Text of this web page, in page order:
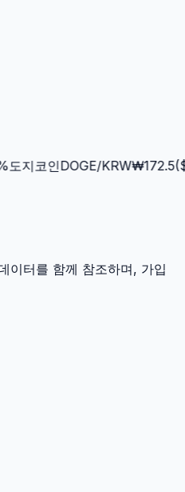
지코인DOGE/KRW₩172.5($
이터를 함께 참조하며, 가입